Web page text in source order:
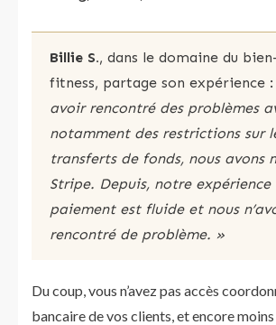
Billie S., dans le domaine du
fitness, partage son expérience :
avoir rencontré des problèmes
notamment des restrictions sur
transferts de fonds, nous avons
Stripe. Depuis, notre expérience
paiement est fluide et nous
rencontré de problème. »
Du coup, vous n’avez pas accès
bancaire de vos clients, et encore